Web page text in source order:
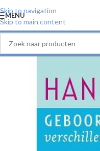
Skip to navigation
Skip to main content
MENU